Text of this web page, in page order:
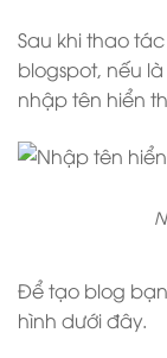
Sau khi thao
blogspot, nếu
nhập tên hiển
Để tạo blog
hình dưới đây.